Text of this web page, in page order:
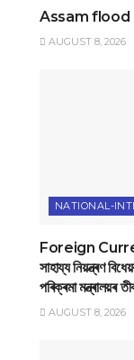
Assam flood :
AUGUST 8, 2026
NATIONAL-
Foreign
সাহায্য নিয়ন্ত্ৰণ
পৰিক্ৰমা মন্ত্ৰালয়ৰ
AUGUST 8, 2026